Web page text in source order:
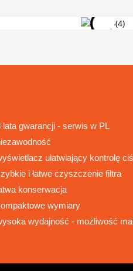
lata gwarancji - serwis w PL
ułatwiający kontrolę
i łatwe czyszczenie filtra
konserwacja
wymiary
wydajność - możliwość